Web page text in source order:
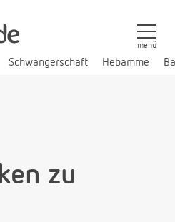
Schwangerschaft Hebamme
menü
zu